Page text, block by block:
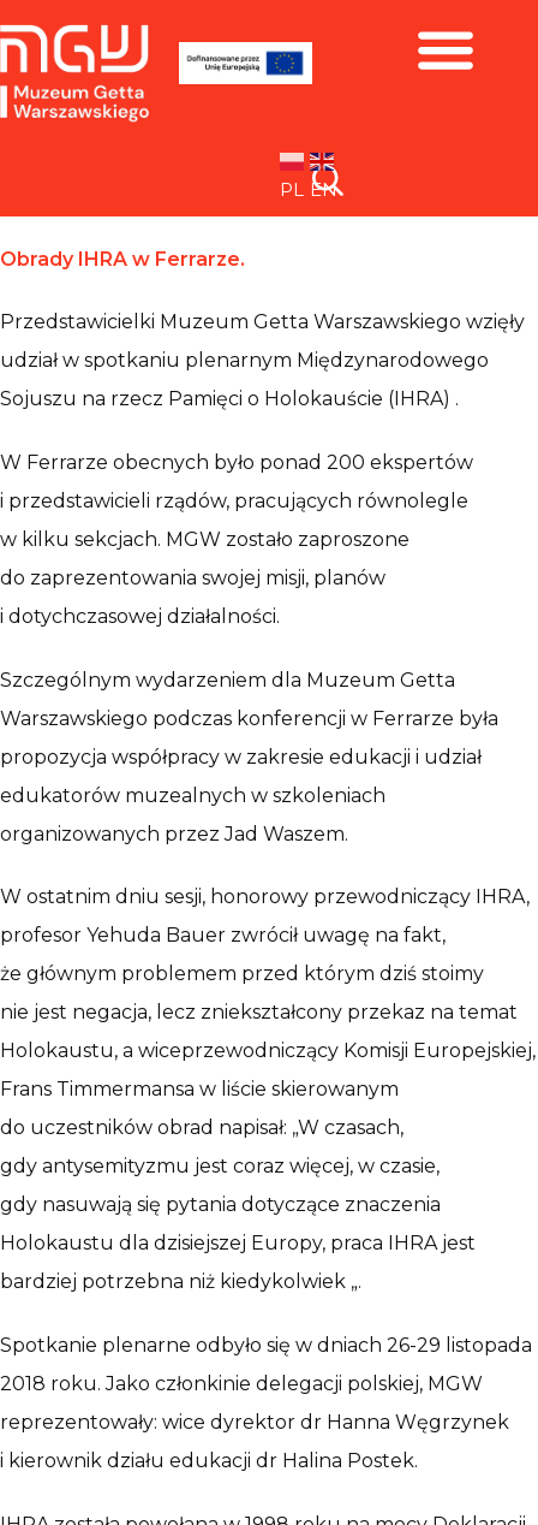
PL EN
Obrady IHRA w Ferrarze.
Przedstawicielki Muzeum Getta Warszawskiego wzięły
udział w spotkaniu plenarnym Międzynarodowego
Sojuszu na rzecz Pamięci o Holokauście (IHRA) .
W Ferrarze obecnych było ponad 200 ekspertów
i przedstawicieli rządów, pracujących równolegle
w kilku sekcjach. MGW zostało zaproszone
do zaprezentowania swojej misji, planów
i dotychczasowej działalności.
Szczególnym wydarzeniem dla Muzeum Getta
Warszawskiego podczas konferencji w Ferrarze była
propozycja współpracy w zakresie edukacji i udział
edukatorów muzealnych w szkoleniach
organizowanych przez Jad Waszem.
W ostatnim dniu sesji, honorowy przewodniczący IHRA,
profesor Yehuda Bauer zwrócił uwagę na fakt,
że głównym problemem przed którym dziś stoimy
nie jest negacja, lecz zniekształcony przekaz na temat
Holokaustu, a wiceprzewodniczący Komisji Europejskiej,
Frans Timmermansa w liście skierowanym
do uczestników obrad napisał: „W czasach,
gdy antysemityzmu jest coraz więcej, w czasie,
gdy nasuwają się pytania dotyczące znaczenia
Holokaustu dla dzisiejszej Europy, praca IHRA jest
bardziej potrzebna niż kiedykolwiek „.
Spotkanie plenarne odbyło się w dniach 26-29 listopada
2018 roku. Jako członkinie delegacji polskiej, MGW
reprezentowały: wice dyrektor dr Hanna Węgrzynek
i kierownik działu edukacji dr Halina Postek.